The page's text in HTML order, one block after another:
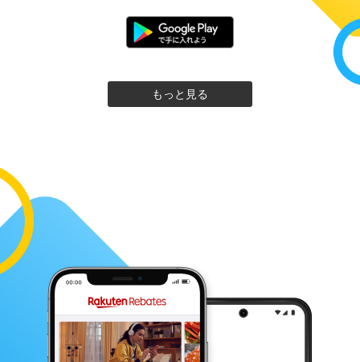
もっと見る